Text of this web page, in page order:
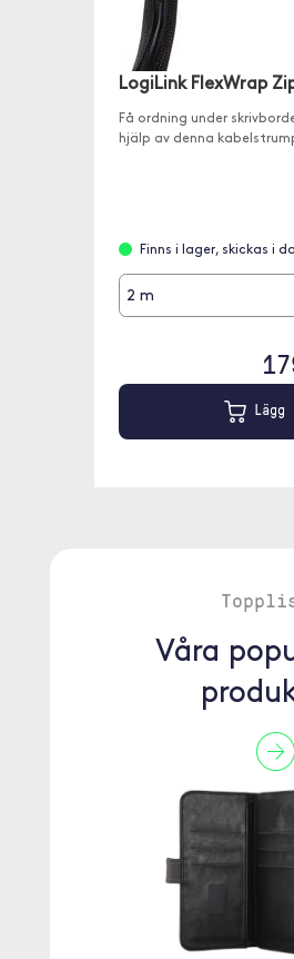
LogiLink FlexWrap
Få ordning under
hjälp av denna
Finns i lager, skickas i
2 m
Våra